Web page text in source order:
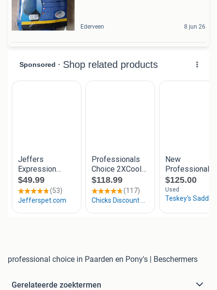
Ederveen 8 jun 26
professional choice in Paarden en Pony's | Beschermers
Gerelateerde zoektermen